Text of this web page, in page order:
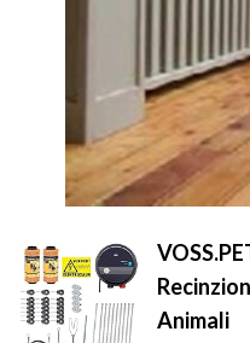
Animali